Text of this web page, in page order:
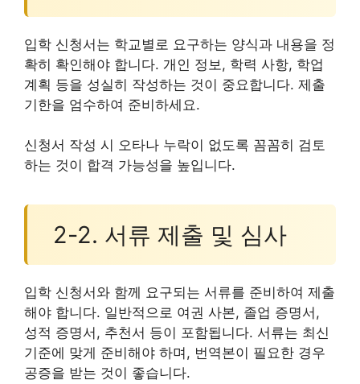
입학 신청서는 학교별로 요구하는 양식과 내용을 정
확히 확인해야 합니다. 개인 정보, 학력 사항, 학업
계획 등을 성실히 작성하는 것이 중요합니다. 제출
기한을 엄수하여 준비하세요.
신청서 작성 시 오타나 누락이 없도록 꼼꼼히 검토
하는 것이 합격 가능성을 높입니다.
2-2. 서류 제출 및 심사
입학 신청서와 함께 요구되는 서류를 준비하여 제출
해야 합니다. 일반적으로 여권 사본, 졸업 증명서,
성적 증명서, 추천서 등이 포함됩니다. 서류는 최신
기준에 맞게 준비해야 하며, 번역본이 필요한 경우
공증을 받는 것이 좋습니다.